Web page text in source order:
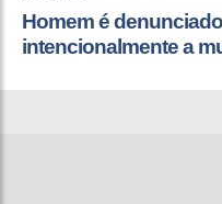
Homem é
intencionalmente a